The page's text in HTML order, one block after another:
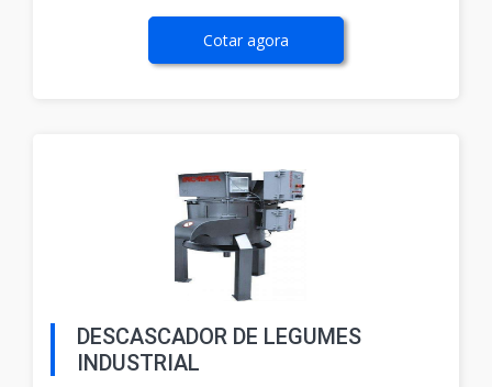
Cotar agora
DESCASCADOR DE LEGUMES
INDUSTRIAL